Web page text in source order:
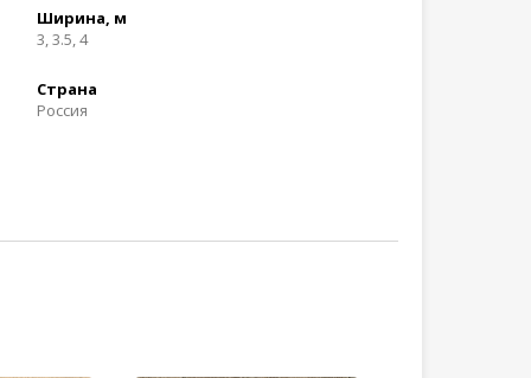
Ширина, м
3, 3.5, 4
Страна
Россия